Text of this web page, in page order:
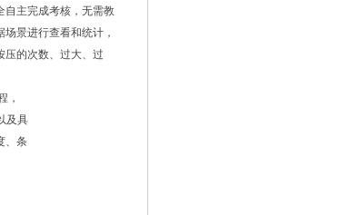
自主完成考核，无需教
景进行查看和统计，
压的次数、过大、过
，
及具
、条